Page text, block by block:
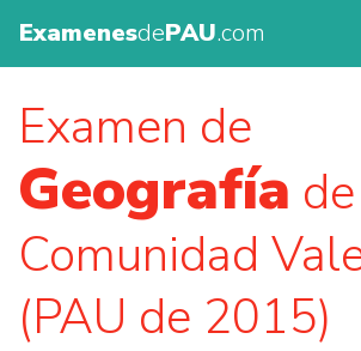
ExamenesdePAU.com
Examen de
Geografía
Comunidad
(PAU de 2015)